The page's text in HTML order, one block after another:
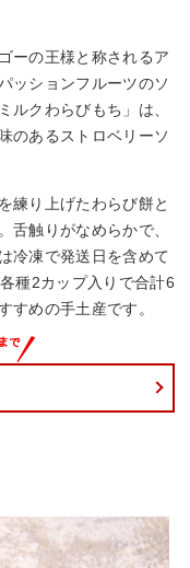
ーの王様と称されるア
ッションフルーツのソ
ルクわらびもち」は、
のあるストロベリーソ
練り上げたわらび餅と
舌触りがなめらかで、
冷凍で発送日を含めて
種2カップ入りで合計6
すめの手土産です。